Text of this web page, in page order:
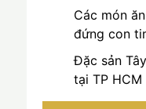
Các món
đứng con
Đặc sản
tại TP HCM